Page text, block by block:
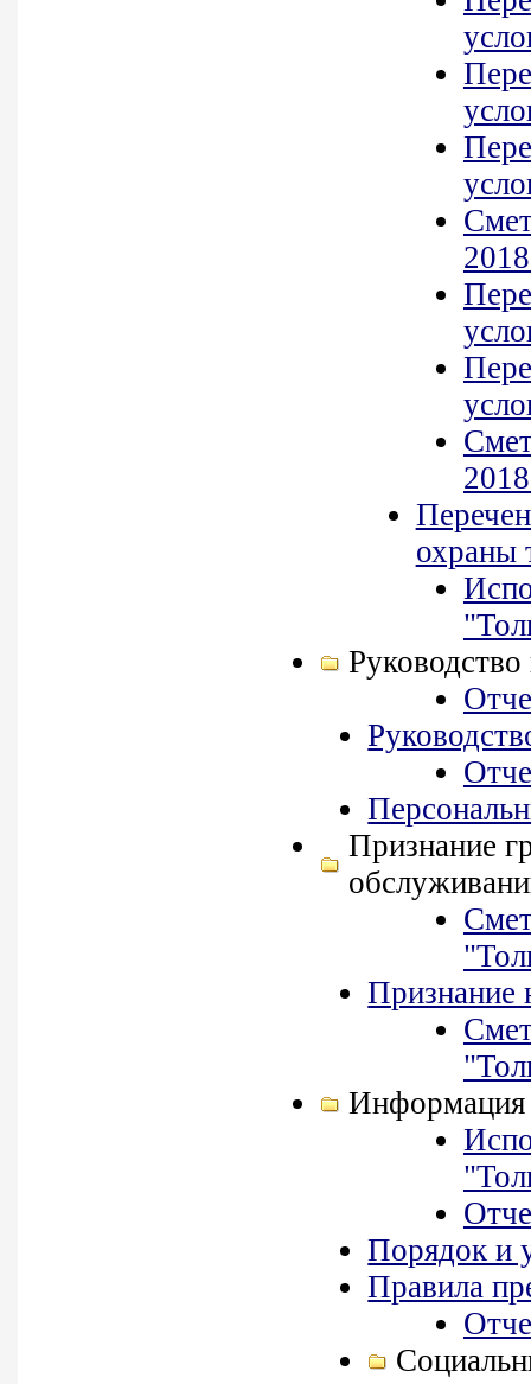
охраны
Признание
Информация
Порядок и
Правила